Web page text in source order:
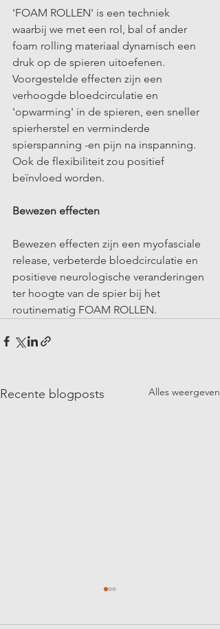
'FOAM ROLLEN' is een techniek
waarbij we met een rol, bal of ander
foam rolling materiaal dynamisch een
druk op de spieren uitoefenen.
Voorgestelde effecten zijn een
verhoogde bloedcirculatie en
'opwarming' in de spieren, een sneller
spierherstel en verminderde
spierspanning -en pijn na inspanning.
Ook de flexibiliteit zou positief
beïnvloed worden.
Bewezen effecten
Bewezen effecten zijn een myofasciale
release, verbeterde bloedcirculatie en
positieve neurologische veranderingen
ter hoogte van de spier bij het
routinematig FOAM ROLLEN.
Recente blogposts Alles weergeven